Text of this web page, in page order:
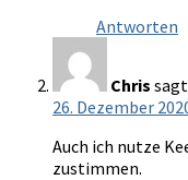
Antworten
Chris
26. Dezember
Auch ich nutze
zustimmen.